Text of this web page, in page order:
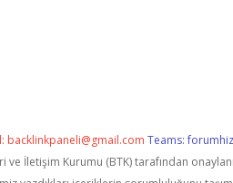
backlinkpaneli@gmail.com Teams:
ve İletişim Kurumu (BTK) tarafından